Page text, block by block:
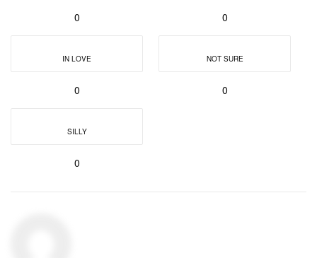
0 0
IN LOVE
0
NOT SURE
0
SILLY
0